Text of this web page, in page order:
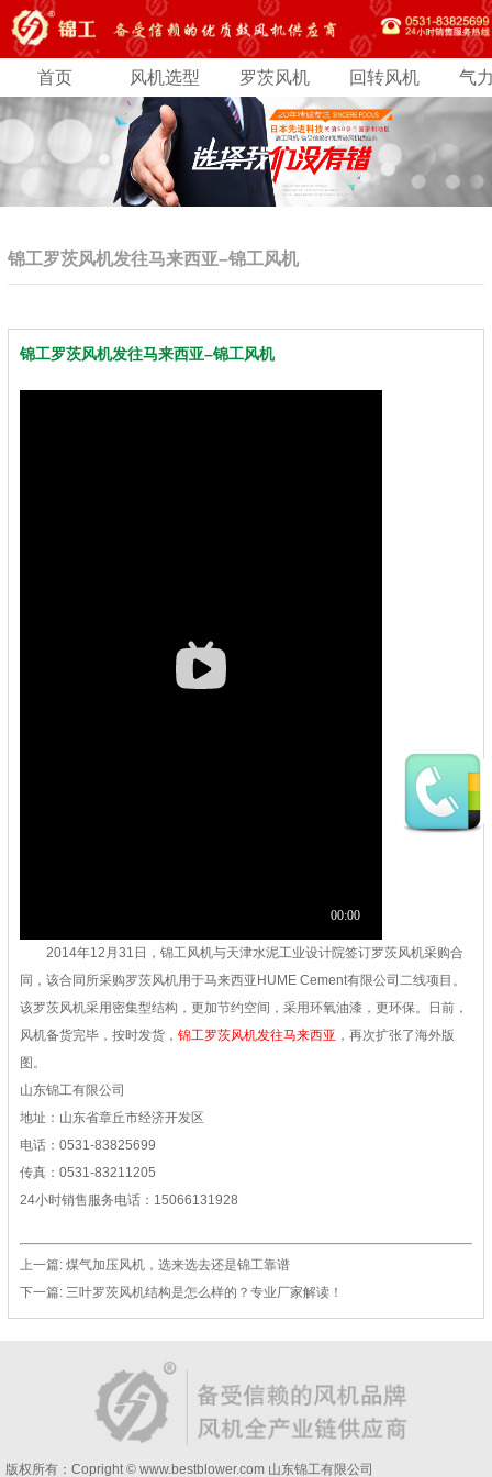
首页 风机选型 罗茨风机 回转风机 气
锦工罗茨风机发往马来西亚–锦工风机
锦工罗茨风机发往马来西亚–锦工风机
2014年12月31日，锦工风机与天津水泥工业设计院签订罗茨风机采购合
同，该合同所采购罗茨风机用于马来西亚HUME Cement有限公司二线项目。
该罗茨风机采用密集型结构，更加节约空间，采用环氧油漆，更环保。日前，
风机备货完毕，按时发货， 锦工罗茨风机发往马来西亚 ，再次扩张了海外版
图。
山东锦工有限公司
地址：山东省章丘市经济开发区
电话：0531-83825699
传真：0531-83211205
24小时销售服务电话：15066131928
上一篇: 煤气加压风机，选来选去还是锦工靠谱
下一篇: 三叶罗茨风机结构是怎么样的？专业厂家解读！
版权所有：Copright © www.bestblower.com 山东锦工有限公司